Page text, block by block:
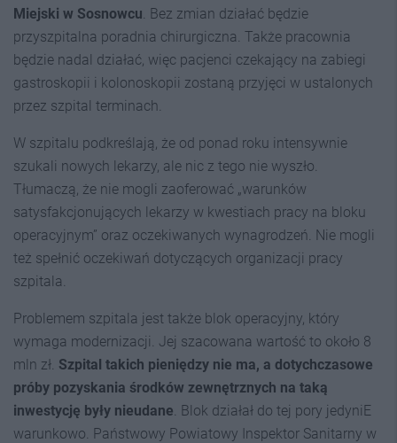
Miejski w Sosnowcu . Bez zmian działać będzie
przyszpitalna poradnia chirurgiczna. Także pracownia
będzie nadal działać, więc pacjenci czekający na zabiegi
gastroskopii i kolonoskopii zostaną przyjęci w ustalonych
przez szpital terminach.
W szpitalu podkreślają, że od ponad roku intensywnie
szukali nowych lekarzy, ale nic z tego nie wyszło.
Tłumaczą, że nie mogli zaoferować „warunków
satysfakcjonujących lekarzy w kwestiach pracy na bloku
operacyjnym” oraz oczekiwanych wynagrodzeń. Nie mogli
też spełnić oczekiwań dotyczących organizacji pracy
szpitala.
Problemem szpitala jest także blok operacyjny, który
wymaga modernizacji. Jej szacowana wartość to około 8
mln zł. Szpital takich pieniędzy nie ma, a dotychczasowe
próby pozyskania środków zewnętrznych na taką
inwestycję były nieudane . Blok działał do tej pory jedyniE
warunkowo. Państwowy Powiatowy Inspektor Sanitarny w